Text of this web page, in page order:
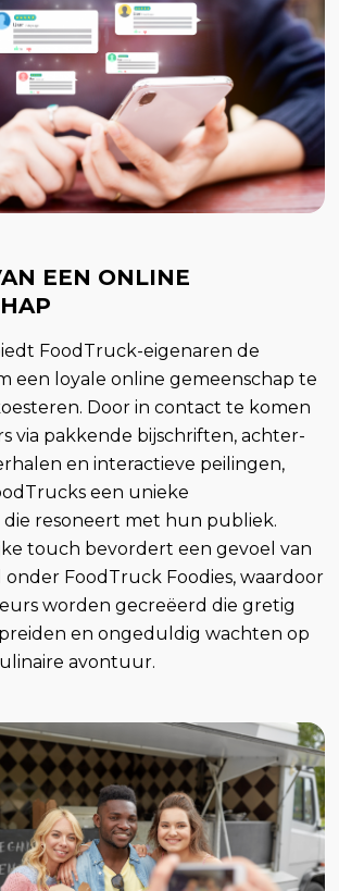
EEN ONLINE
FoodTruck-eigenaren de
een loyale online gemeenschap te
Door in contact te komen
via pakkende bijschriften, achter-
en interactieve peilingen,
een unieke
die resoneert met hun publiek.
touch bevordert een gevoel van
FoodTruck Foodies, waardoor
worden gecreëerd die gretig
en ongeduldig wachten op
avontuur.